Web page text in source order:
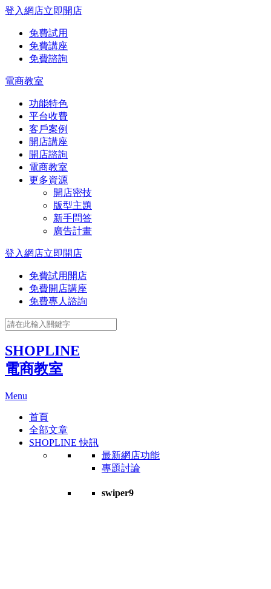
登入網店立即開店
免費試用
免費講座
免費諮詢
電商教室
功能特色
平台收費
客戶案例
開店講座
開店諮詢
電商教室
更多資源
開店密技
版型主題
新手問答
廣告計畫
登入網店立即開店
免費試用開店
免費開店講座
免費專人諮詢
SHOPLINE
電商教室
Menu
首頁
全部文章
SHOPLINE 快訊
最新網店功能
專題討論
swiper9